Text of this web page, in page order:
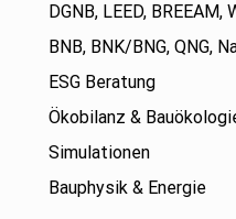
DGNB, LEED, BREEAM,
BNB, BNK/BNG, QNG,
ESG Beratung
Ökobilanz &
Simulationen
Bauphysik & Energie